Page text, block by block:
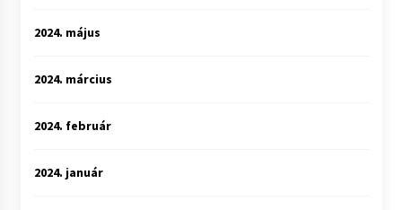
2024. május
2024. március
2024. február
2024. január